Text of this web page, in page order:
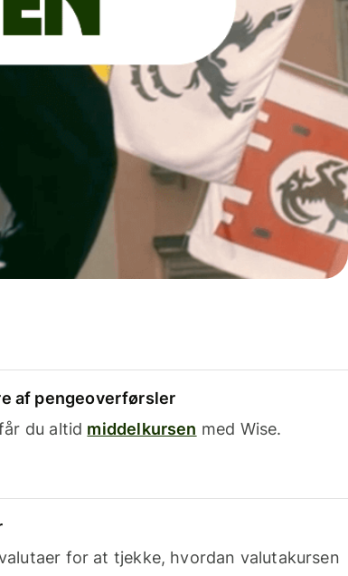
af pengeoverførsler
du altid middelkursen med Wise.
for at tjekke, hvordan valutakursen